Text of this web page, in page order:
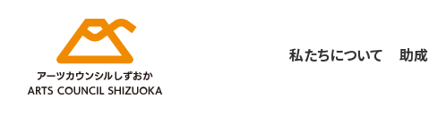
私たちについて
助成